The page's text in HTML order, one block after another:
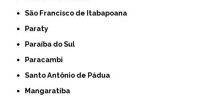
São Francisco de Itabapoana
Paraty
Paraíba do Sul
Paracambi
Santo Antônio de Pádua
Mangaratiba